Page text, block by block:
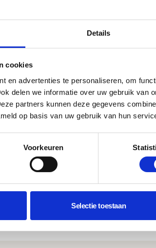
Details
cookies
en advertenties te personaliseren, om
delen we informatie over uw gebruik van
partners kunnen deze gegevens
op basis van uw gebruik van hun
Voorkeuren
Selectie toestaan
zijn exportmogelijkheden
kunnen worden bijgehouden.
zijn?
resultaten en betrokkenheid.